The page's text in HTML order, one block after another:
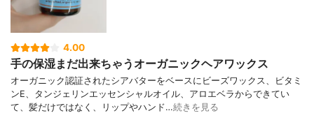
4.00
手の保湿まだ出来ちゃうオーガニックヘアワックス
オーガニック認証されたシアバターをベースにビーズワックス、ビタミ
ンE、タンジェリンエッセンシャルオイル、アロエベラからできてい
て、髪だけではなく、リップやハンド…続きを見る